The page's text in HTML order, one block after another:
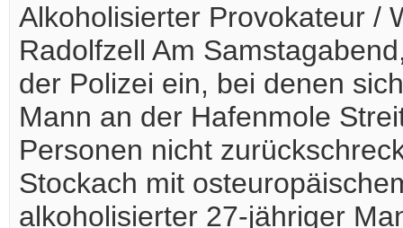
Alkoholisierter Provokateur /
Radolfzell Am
der Polizei ein, bei denen
Mann an der Hafenmole
Personen nicht
Stockach mit
alkoholisierter 27-jähriger